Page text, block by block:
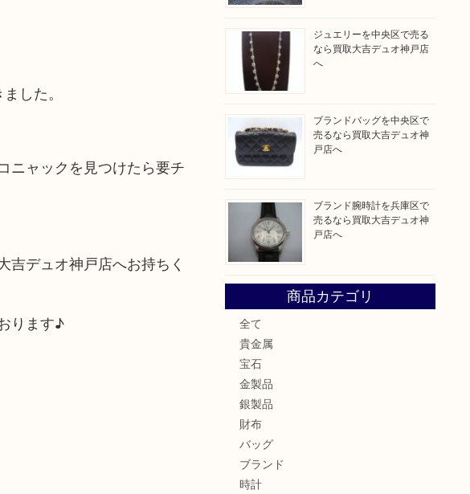
した。
ニャックを見つけたら要チ
デュオ神戸店へお持ちく
ります♪
ジュエリーを中央区で売る
なら買取大吉デュオ神戸店
へ
ブランドバッグを中央区で
売るなら買取大吉デュオ神
戸店へ
ブランド腕時計を兵庫区で
売るなら買取大吉デュオ神
戸店へ
商品カテゴリ
全て
貴金属
宝石
金製品
銀製品
財布
バッグ
ブランド
時計